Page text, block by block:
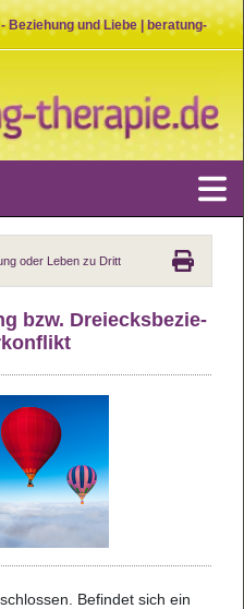
Beziehung und Liebe | beratung-
oder Leben zu Dritt
bzw. Drei­ecks­be­zie­
Befin­det sich ein